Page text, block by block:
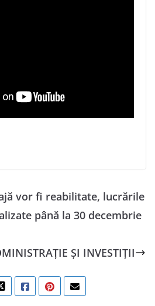
vor fi reabilitate, lucrările
până la 30 decembrie
ȘI INVESTIȚII